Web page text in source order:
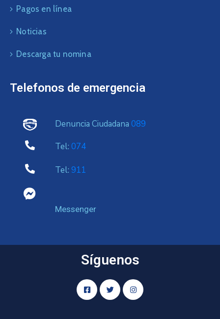
Pagos en línea
Noticias
Descarga tu nomina
Telefonos de emergencia
Denuncia Ciudadana 089
Tel: 074
Tel: 911
Messenger
Síguenos